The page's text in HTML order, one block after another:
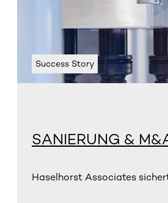
Success Story
SANIERUNG &
Haselhorst Associates